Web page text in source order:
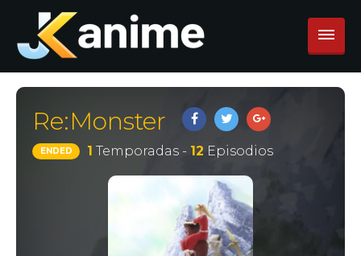
Re:Monster
ENDED 1 Temporadas - 12 Episodios